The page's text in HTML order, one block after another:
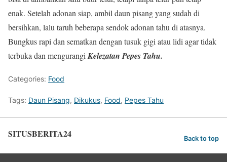
enak. Setelah adonan siap, ambil daun pisang yang sudah di
bersihkan, lalu taruh beberapa sendok adonan tahu di atasnya.
Bungkus rapi dan sematkan dengan tusuk gigi atau lidi agar tidak
terbuka dan mengurangi Kelezatan Pepes Tahu.
Categories: Food
Tags: Daun Pisang, Dikukus, Food, Pepes Tahu
SITUSBERITA24 Back to top